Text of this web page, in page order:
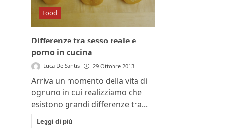
Food
Differenze tra sesso reale e
porno in cucina
Luca De Santis 29 Ottobre 2013
Arriva un momento della vita di
ognuno in cui realizziamo che
esistono grandi differenze tra...
Leggi di più